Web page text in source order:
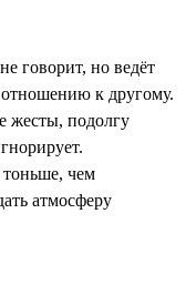
говорит, но ведёт
к другому.
жесты, подолгу
тоньше, чем
атмосферу